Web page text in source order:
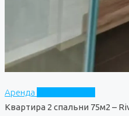
Аренда
Квартира 2 спальни 75м2 –